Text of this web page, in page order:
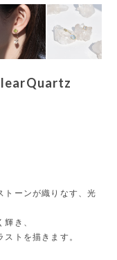
トーンが織りなす、光
き、
トを描きます。